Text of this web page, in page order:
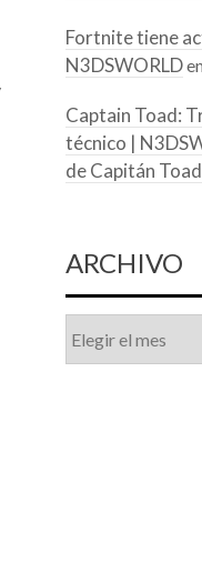
Fortnite tiene
N3DSWORLDen
Captain Toad:
técnico |
de Capitán
ARCHIVO